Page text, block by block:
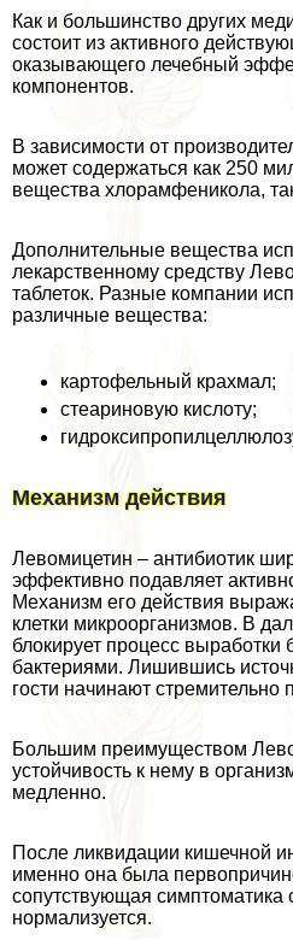
Как и большинство других
состоит из активного
оказывающего лечебный
компонентов.
В зависимости от
может содержаться как 250
вещества хлорамфеникола,
Дополнительные вещества
лекарственному средству
таблеток. Разные компании
различные вещества:
картофельный крахмал;
стеариновую кислоту;
Механизм действия
Левомицетин – антибиотик
эффективно подавляет
Механизм его действия
клетки микроорганизмов. В
блокирует процесс
бактериями. Лишившись
гости начинают стремительно
Большим преимуществом
устойчивость к нему в
медленно.
После ликвидации кишечной
именно она была
сопутствующая симптоматика
нормализуется.